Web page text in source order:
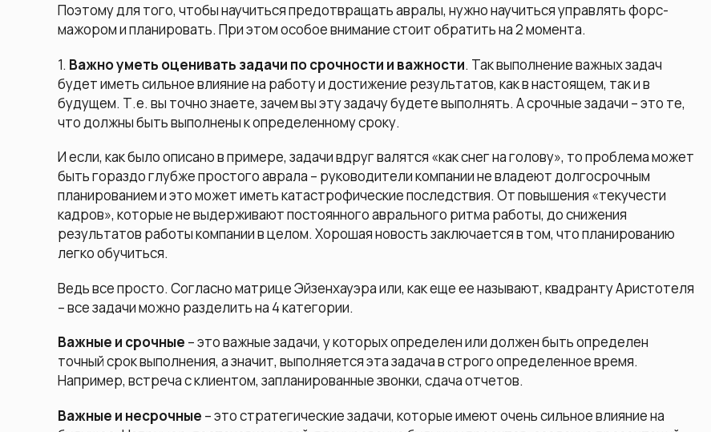
Поэтому для того, чтобы научиться предотвращать авралы, нужно научиться управлять форс-
мажором и планировать. При этом особое внимание стоит обратить на 2 момента.
1. Важно уметь оценивать задачи по срочности и важности. Так выполнение важных задач
будет иметь сильное влияние на работу и достижение результатов, как в настоящем, так и в
будущем. Т.е. вы точно знаете, зачем вы эту задачу будете выполнять. А срочные задачи – это те,
что должны быть выполнены к определенному сроку.
И если, как было описано в примере, задачи вдруг валятся «как снег на голову», то проблема может
быть гораздо глубже простого аврала – руководители компании не владеют долгосрочным
планированием и это может иметь катастрофические последствия. От повышения «текучести
кадров», которые не выдерживают постоянного аврального ритма работы, до снижения
результатов работы компании в целом. Хорошая новость заключается в том, что планированию
легко обучиться.
Ведь все просто. Согласно матрице Эйзенхауэра или, как еще ее называют, квадранту Аристотеля
– все задачи можно разделить на 4 категории.
Важные и срочные – это важные задачи, у которых определен или должен быть определен
точный срок выполнения, а значит, выполняется эта задача в строго определенное время.
Например, встреча с клиентом, запланированные звонки, сдача отчетов.
Важные и несрочные – это стратегические задачи, которые имеют очень сильное влияние на